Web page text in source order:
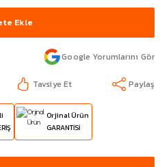
Ekle
Google Yorumlarını Gör
Tavsiye Et Paylaş
Orjinal Ürün
GARANTİSİ